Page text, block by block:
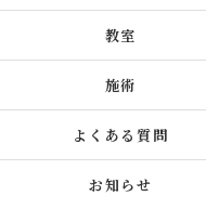
教室
施術
よくある質問
お知らせ